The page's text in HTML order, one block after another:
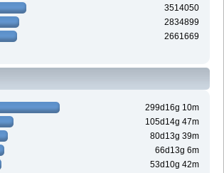
3514050
2834899
2661669
299d16g 10m
105d14g 47m
80d13g 39m
66d13g 6m
53d10g 42m